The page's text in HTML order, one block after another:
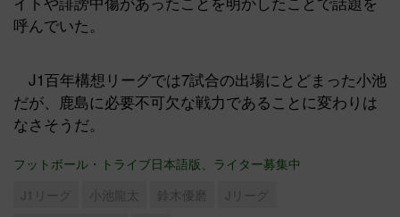
呼んでいた。
J1百年構想リーグでは7試合の出場にとどまった小池
だが、鹿島に必要不可欠な戦力であることに変わりは
なさそうだ。
フットボール・トライブ日本語版、ライター募集中
J1リーグ 小池龍太 鈴木優磨
Jリーグ